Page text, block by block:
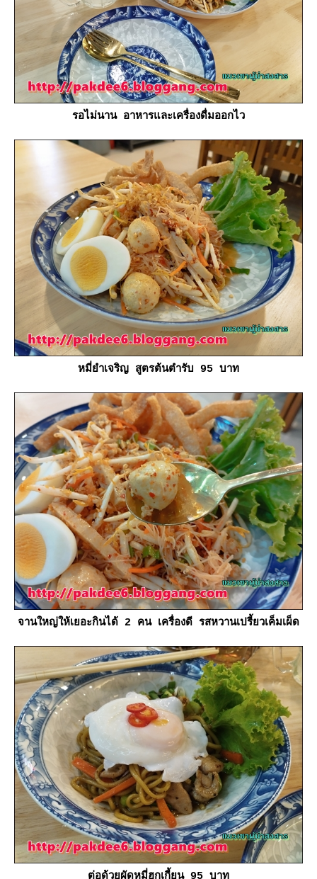
รอไม่นาน อาหารและเครื่องดื่มออกไว
หมี่ยำเจริญ สูตรต้นตำรับ 95 บาท
จานใหญ่ให้เยอะกินได้ 2 คน เครื่องดี รสหวานเปรี้ยวเค็มเผ็ด
ต่อด้วยผัดหมี่ฮกเกี้ยน 95 บาท